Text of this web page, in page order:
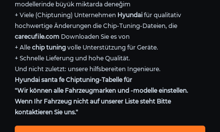
modellerinde büyük miktarda deneğim
+ Viele (Chiptuning) Unternehmen Hyundai für qualitativ
hochwertige Änderungen die Chip-Tuning-Dateien, die
carecufile.com Downloaden Sie es von
+ Alle chip tuning volle Unterstützung für Geräte.
+ Schnelle Lieferung und hohe Qualität.
Und nicht zuletzt: unsere hilfsbereiten Ingenieure.
Hyundai santa fe Chiptuning-Tabelle für
"Wir können alle Fahrzeugmarken und -modelle einstellen.
Wenn Ihr Fahrzeug nicht auf unserer Liste steht Bitte
kontaktieren Sie uns."